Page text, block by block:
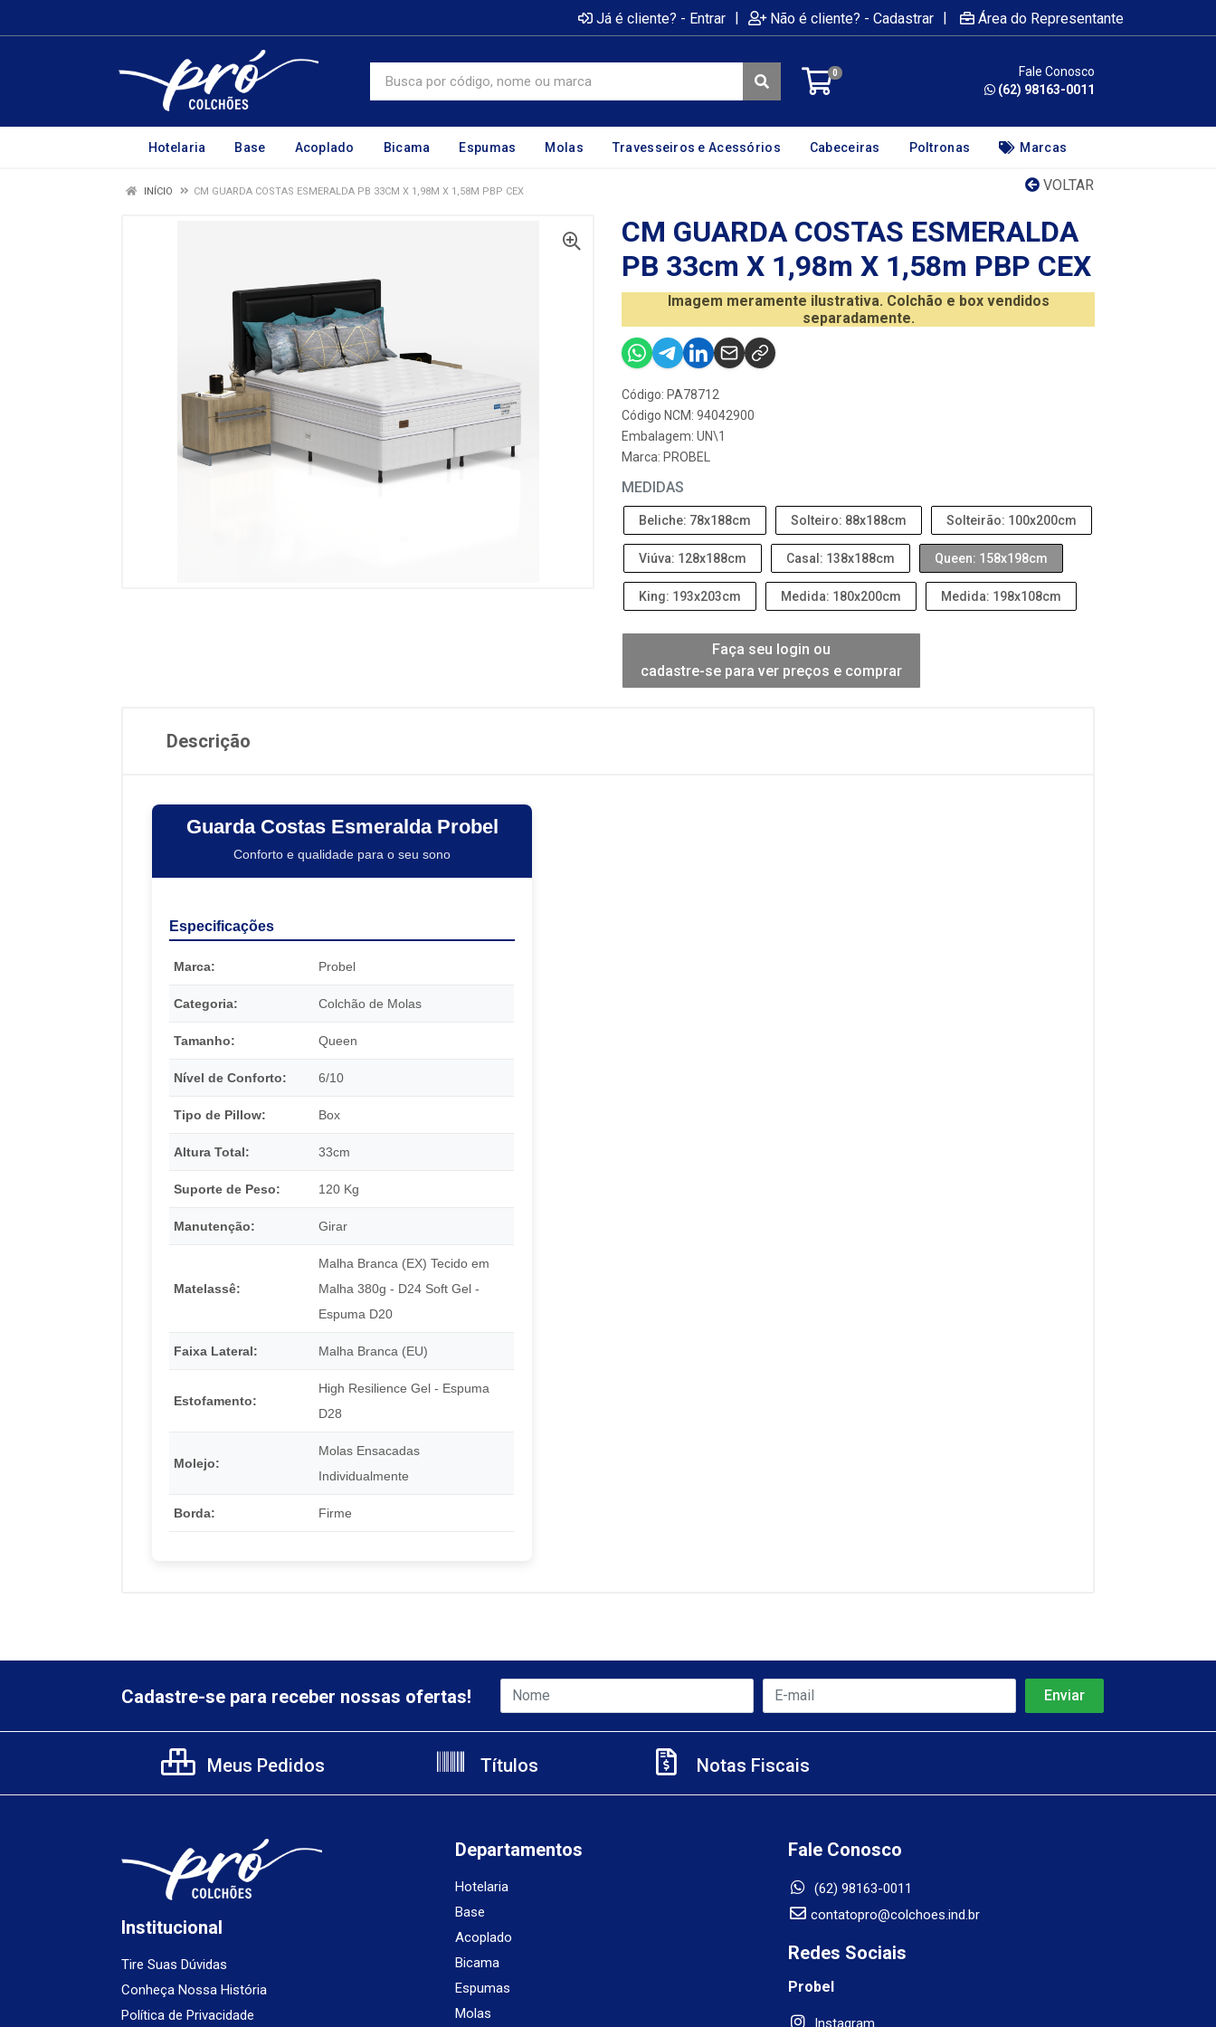
Já é cliente? - Entrar | Não é cliente? - Cadastrar | Área do Representante
0
Fale Conosco
(62) 98163-0011
Hotelaria Base Acoplado Bicama Espumas Molas Travesseiros e Acessórios Cabeceiras Poltronas Marcas
VOLTAR
INÍCIO CM GUARDA COSTAS ESMERALDA PB 33CM X 1,98M X 1,58M PBP CEX
CM GUARDA COSTAS ESMERALDA
PB 33cm X 1,98m X 1,58m PBP CEX
Imagem meramente ilustrativa. Colchão e box vendidos
separadamente.
Código: PA78712
Código NCM: 94042900
Embalagem: UN\1
Marca: PROBEL
MEDIDAS
Beliche: 78x188cm Solteiro: 88x188cm Solteirão: 100x200cm
Viúva: 128x188cm Casal: 138x188cm Queen: 158x198cm
King: 193x203cm Medida: 180x200cm Medida: 198x108cm
Faça seu login ou
cadastre-se para ver preços e comprar
Descrição
Guarda Costas Esmeralda Probel
Conforto e qualidade para o seu sono
Especificações
Marca: Probel
Categoria: Colchão de Molas
Tamanho: Queen
Nível de Conforto: 6/10
Tipo de Pillow: Box
Altura Total: 33cm
Suporte de Peso: 120 Kg
Manutenção: Girar
Matelassê:
Malha Branca (EX) Tecido em
Malha 380g - D24 Soft Gel -
Espuma D20
Faixa Lateral: Malha Branca (EU)
Estofamento:
High Resilience Gel - Espuma
D28
Molejo:
Molas Ensacadas
Individualmente
Borda: Firme
Cadastre-se para receber nossas ofertas!
Meus Pedidos Títulos Notas Fiscais
Institucional
Tire Suas Dúvidas
Conheça Nossa História
Política de Privacidade
Departamentos
Hotelaria
Base
Acoplado
Bicama
Espumas
Molas
Fale Conosco
(62) 98163-0011
contatopro@colchoes.ind.br
Redes Sociais
Probel
Instagram